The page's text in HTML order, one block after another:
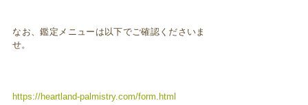
なお、鑑定メニューは以下でご確認くださいま
せ。
https://heartland-palmistry.com/form.html